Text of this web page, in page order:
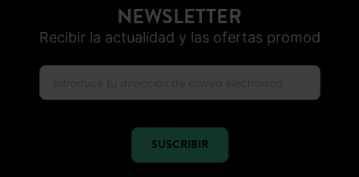
NEWSLETTER
Recibir la actualidad y las ofertas promod
SUSCRIBIR